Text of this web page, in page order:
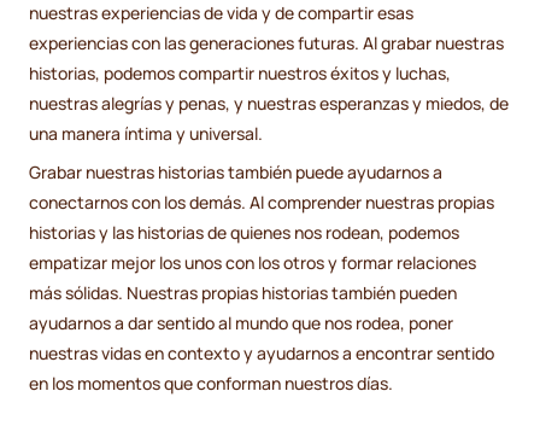
nuestras experiencias de vida y de compartir esas
experiencias con las generaciones futuras. Al grabar nuestras
historias, podemos compartir nuestros éxitos y luchas,
nuestras alegrías y penas, y nuestras esperanzas y miedos, de
una manera íntima y universal.
Grabar nuestras historias también puede ayudarnos a
conectarnos con los demás. Al comprender nuestras propias
historias y las historias de quienes nos rodean, podemos
empatizar mejor los unos con los otros y formar relaciones
más sólidas. Nuestras propias historias también pueden
ayudarnos a dar sentido al mundo que nos rodea, poner
nuestras vidas en contexto y ayudarnos a encontrar sentido
en los momentos que conforman nuestros días.